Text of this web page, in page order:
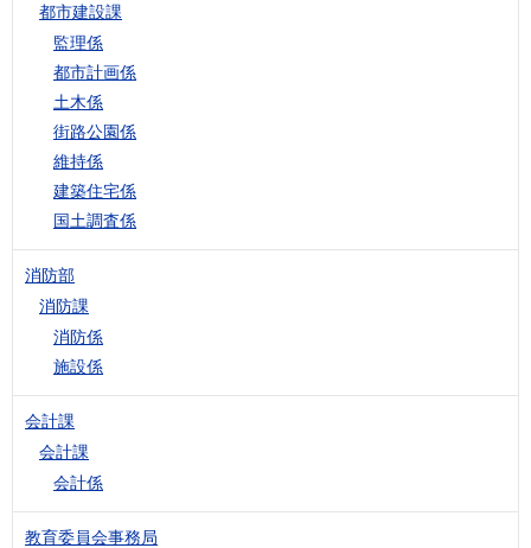
都市建設課
監理係
都市計画係
土木係
街路公園係
維持係
建築住宅係
国土調査係
消防部
消防課
消防係
施設係
会計課
会計課
会計係
教育委員会事務局